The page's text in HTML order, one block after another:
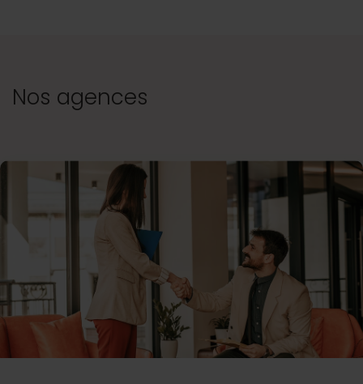
Nos agences